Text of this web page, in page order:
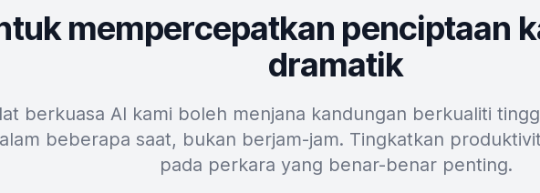
mempercepatkan penciptaan
dramatik
berkuasa AI kami boleh menjana kandungan berkualiti
beberapa saat, bukan berjam-jam. Tingkatkan
pada perkara yang benar-benar penting.